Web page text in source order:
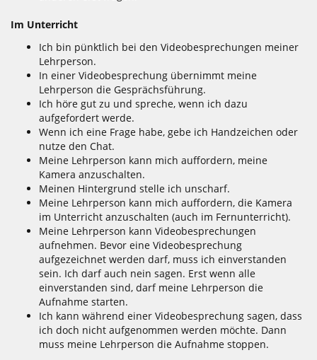
Im Unterricht
Ich bin pünktlich bei den Videobesprechungen meiner
Lehrperson.
In einer Videobesprechung übernimmt meine
Lehrperson die Gesprächsführung.
Ich höre gut zu und spreche, wenn ich dazu
aufgefordert werde.
Wenn ich eine Frage habe, gebe ich Handzeichen oder
nutze den Chat.
Meine Lehrperson kann mich auffordern, meine
Kamera anzuschalten.
Meinen Hintergrund stelle ich unscharf.
Meine Lehrperson kann mich auffordern, die Kamera
im Unterricht anzuschalten (auch im Fernunterricht).
Meine Lehrperson kann Videobesprechungen
aufnehmen. Bevor eine Videobesprechung
aufgezeichnet werden darf, muss ich einverstanden
sein. Ich darf auch nein sagen. Erst wenn alle
einverstanden sind, darf meine Lehrperson die
Aufnahme starten.
Ich kann während einer Videobesprechung sagen, dass
ich doch nicht aufgenommen werden möchte. Dann
muss meine Lehrperson die Aufnahme stoppen.